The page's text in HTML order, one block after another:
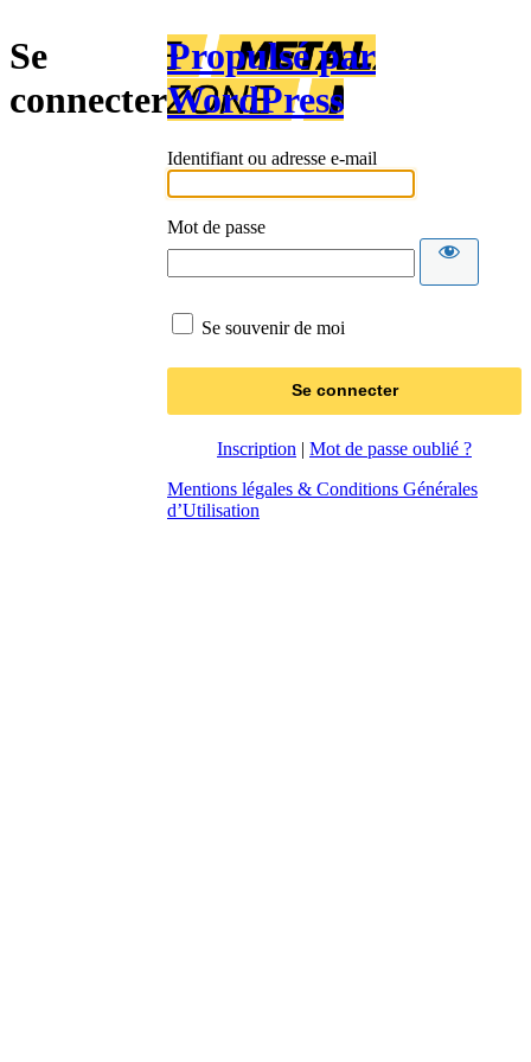
Se
connecter
Propulsé par
WordPress
Identifiant ou adresse e-mail
Mot de passe
Se souvenir de moi
Inscription | Mot de passe oublié ?
Mentions légales & Conditions Générales
d’Utilisation